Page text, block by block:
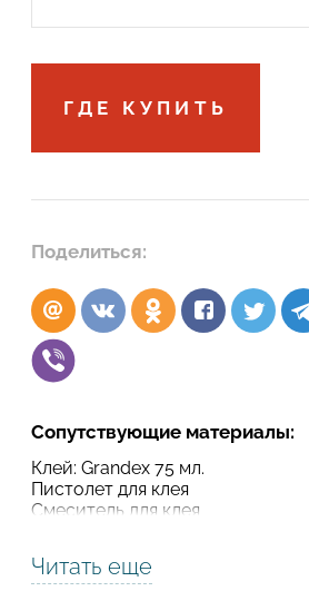
ГДЕ КУПИТЬ
Поделиться:
Сопутствующие материалы:
Клей: Grandex 75 мл.
Пистолет для клея
Смеситель для клея
Читать еще
Подтвердите, что вы
ОТПРАВИТЬ
Подтвердите, что вы не